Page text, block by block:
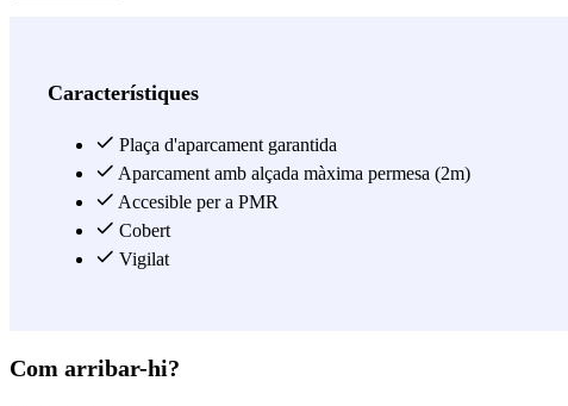
Característiques
Plaça d'aparcament garantida
Aparcament amb alçada màxima permesa (2m)
Accesible per a PMR
Cobert
Vigilat
Com arribar-hi?